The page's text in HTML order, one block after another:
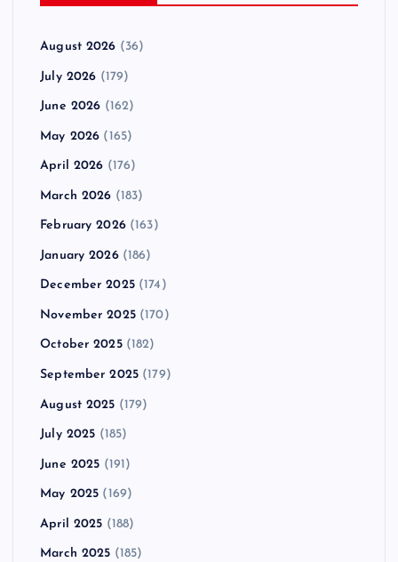
August 2026 (36)
July 2026 (179)
June 2026 (162)
May 2026 (165)
April 2026 (176)
March 2026 (183)
February 2026(163)
January 2026(186)
December 2025(174)
November 2025(170)
October 2025(182)
September 2025 (179)
August 2025 (179)
July 2025 (185)
June 2025 (191)
May 2025 (169)
April 2025 (188)
March 2025 (185)